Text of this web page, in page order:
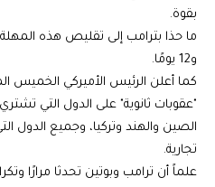
بقوة.
و12 يومًا.
كما أعلن الرئيس الأميركي الخميس
"عقوبات ثانوية" على الدول التي
الصين والهند وتركيا، وجميع الدول
تجارية.
علماً أن ترامب وبوتين تحدثا مرارًا